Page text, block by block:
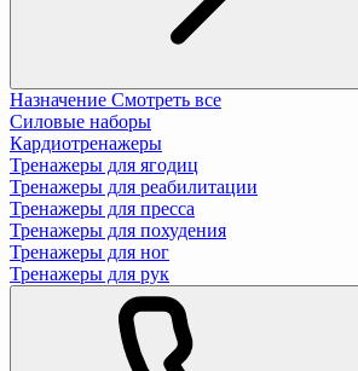
Назначение Смотреть все
Силовые наборы
Кардиотренажеры
Тренажеры для ягодиц
Тренажеры для реабилитации
Тренажеры для пресса
Тренажеры для похудения
Тренажеры для ног
Тренажеры для рук